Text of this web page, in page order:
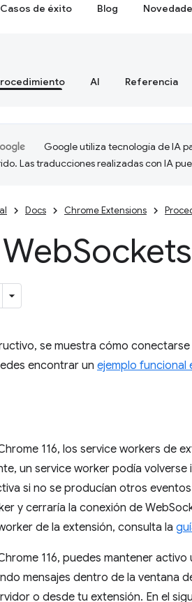
Casos de éxito Blog
AI Referencia
Google utiliza tecnología de IA
Las traducciones realizadas con IA
Docs Chrome Extensions
se muestra cómo
encontrar un ejemplo funcional
116, los service workers de
un service worker podía
si no se producían otros
y cerraría la conexión de
de la extensión, consulta la
116, puedes mantener
mensajes dentro de la ventana
o desde tu extensión. En el